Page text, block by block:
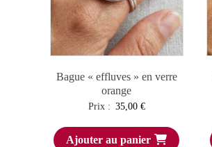
Bague « effluves » en verre
orange
Prix : 35,00 €
Ajouter au panier